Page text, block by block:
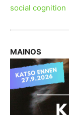
social cognition
MAINOS